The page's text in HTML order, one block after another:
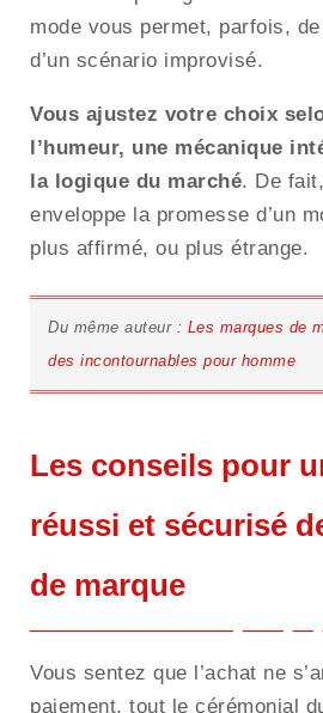
mode vous permet, parfois,
d’un scénario improvisé.
Vous ajustez votre choix
l’humeur, une mécanique
la logique du marché. De
enveloppe la promesse d’un
plus affirmé, ou plus étrange.
Du même auteur : Les marques de
des incontournables pour homme
Les conseils pour
réussi et sécurisé
de marque
Vous sentez que l’achat ne
paiement, tout le cérémonial